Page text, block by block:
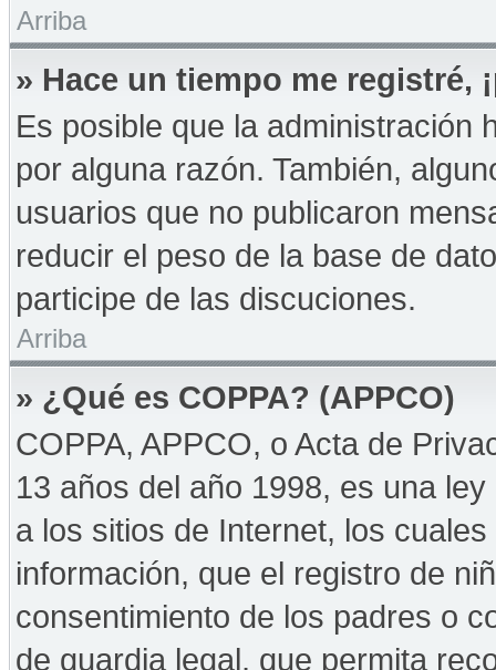
Arriba
» Hace un tiempo me registré,
Es posible que la administración
por alguna razón. También,
usuarios que no publicaron
reducir el peso de la base de
participe de las discuciones.
Arriba
» ¿Qué es COPPA? (APPCO)
COPPA, APPCO, o Acta de
13 años del año 1998, es una
a los sitios de Internet, los
información, que el registro de
consentimiento de los padres o
de guardia legal, que permita